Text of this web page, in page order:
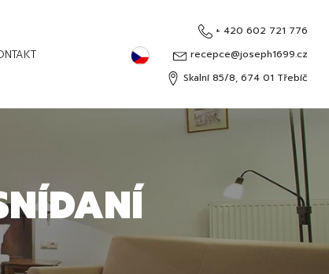
Čeština
English
Deutsch
+ 420 602 721 776
recepce@joseph1699.cz
Skalní 85/8, 674 01 Třebíč